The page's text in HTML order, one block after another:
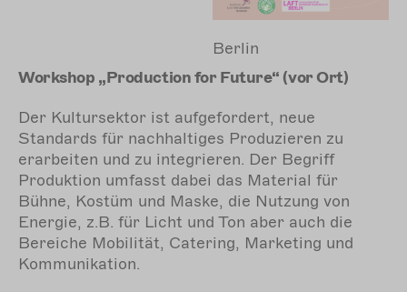
Berlin
Workshop „Production for Future“ (vor Ort)
Der Kultursektor ist aufgefordert, neue
Standards für nachhaltiges Produzieren zu
erarbeiten und zu integrieren. Der Begriff
Produktion umfasst dabei das Material für
Bühne, Kostüm und Maske, die Nutzung von
Energie, z.B. für Licht und Ton aber auch die
Bereiche Mobilität, Catering, Marketing und
Kommunikation.